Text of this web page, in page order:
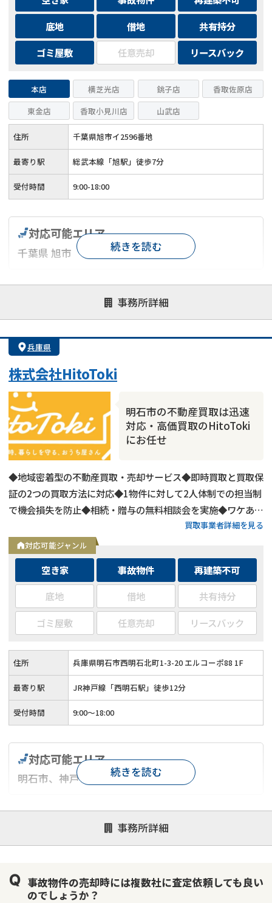
底地
借地
共有持分
ゴミ屋敷
任意売却 リースバック
本店 横芝光店 銚子店
香取佐原店
東金店
香取小見川店 山武店
住所 千葉県旭市イ2596番地
最寄り駅 総武本線「旭駅」徒歩7分
受付時間 9:00-18:00
事務所詳細
対応可能エリア
千葉県 旭市
対応が親身 オンライン面談可能
レスポンスが早い
1億円以上の買取可
続きを読む
兵庫県
株式会社HitoToki
明石市の不動産買取は迅速
対応・高価買取のHitoToki
にお任せ
◆地域密着型の不動産買取・売却サービス◆即時買取と買取保
証の2つの買取方法に対応◆1物件に対して2人体制での担当制
で機会損失を防止◆相続・贈与の無料相談会を実施◆ワケあり
物件（接道義務未対応・心理的瑕疵物件）も買取対応可能◆近
隣に知られずに売却可能
買取事業者詳細を見る
対応可能ジャンル
空き家 事故物件
再建築不可
底地
借地
共有持分
ゴミ屋敷
任意売却 リースバック
住所 兵庫県明石市西明石北町1-3-20 エルコーポ88 1F
最寄り駅 JR神戸線「西明石駅」徒歩12分
受付時間 9:00～18:00
事務所詳細
対応可能エリア
明石市、神戸市、加古川市
対応が親身 オンライン面談可能
レスポンスが早い
1億円以上の買取可
続きを読む
事故物件の売却時には複数社に査定依頼しても良い
のでしょうか？